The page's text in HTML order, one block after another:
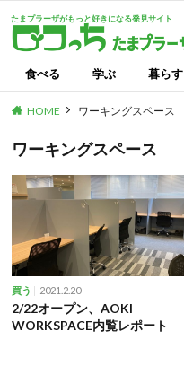
たまプラーザがもっと好きになる発見サイト
食べる 学ぶ 暮らす
HOME ワーキングスペース
ワーキングスペース
買う 2021.2.20
2/22オープン、AOKI
WORKSPACE内覧レポート